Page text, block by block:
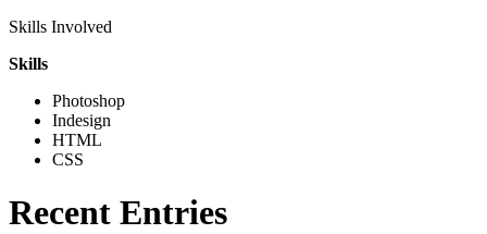
Skills Involved
Skills
Photoshop
Indesign
HTML
CSS
Recent Entries